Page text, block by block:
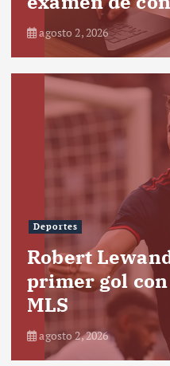
agosto 2, 2026
Deportes
Robert
primer gol
MLS
agosto 2, 2026